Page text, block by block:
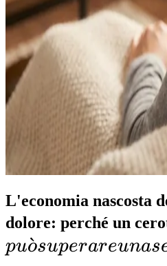
L'economia nascosta
dolore: perché un
puo
ˋsuperareuna